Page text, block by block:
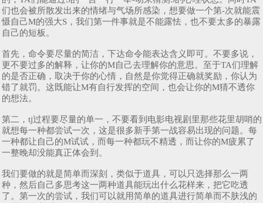
们也会被所散发出来的情绪与气场所感染，想要做一个第-次就能震
慑自己M的强大S，我们第一件事就是不能露怯，也不要太多的暴露
自己的短板。
首先，命令要尽量的简洁，下达命令能表达含义即可。不要多说，
更不要过多的解释，让你的M自己去理解你的意思。至于TA们理解
的是否正确，取决于你的心情，自然是你觉得正确就奖励，你认为
错了就罚。这既能让M有自行发挥的空间，也会让你的M猜不透你
的想法。
第二，tj过程要尽量的单一，不要看到电影电视剧里那些花里胡哨的
就想每一种都尝试一次，这是很多新手第一战容易出现的问题。每
一种都让自己的M试试，而每一种都玩不精透，而让你的M疲累了
一整晚却没能真正体会到。
我们要做的就是简单而深刻，类似于道具，可以只选择那么一两
种，然后自己多思考这一两种道具能玩出什么花样来，把它吃透
了。第一次的尝试，我们可以就用简单的道具进行简单而不肤浅的